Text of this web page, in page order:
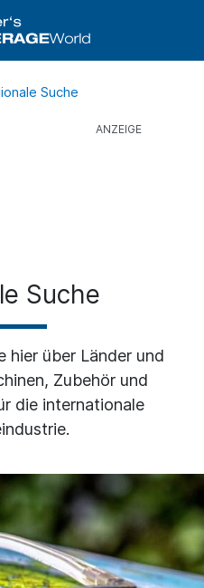
Suche
Suche
hier über Länder und
Zubehör und
die internationale